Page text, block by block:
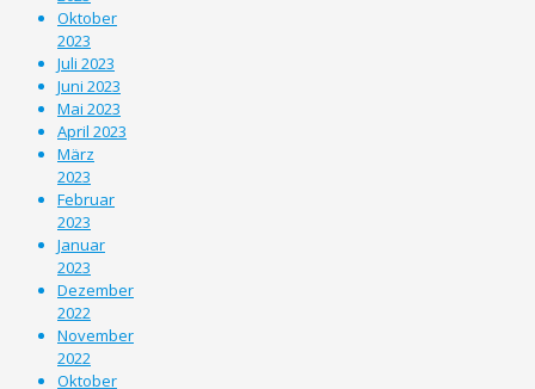
Oktober
2023
Juli 2023
Juni 2023
Mai 2023
April 2023
März
2023
Februar
2023
Januar
2023
Dezember
2022
November
2022
Oktober